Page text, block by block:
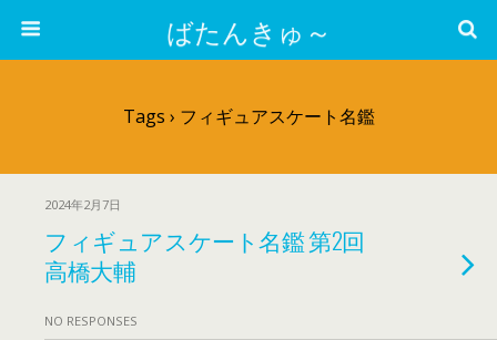
ばたんきゅ～
Tags › フィギュアスケート名鑑
2024年2月7日
フィギュアスケート名鑑 第2回
高橋大輔
NO RESPONSES